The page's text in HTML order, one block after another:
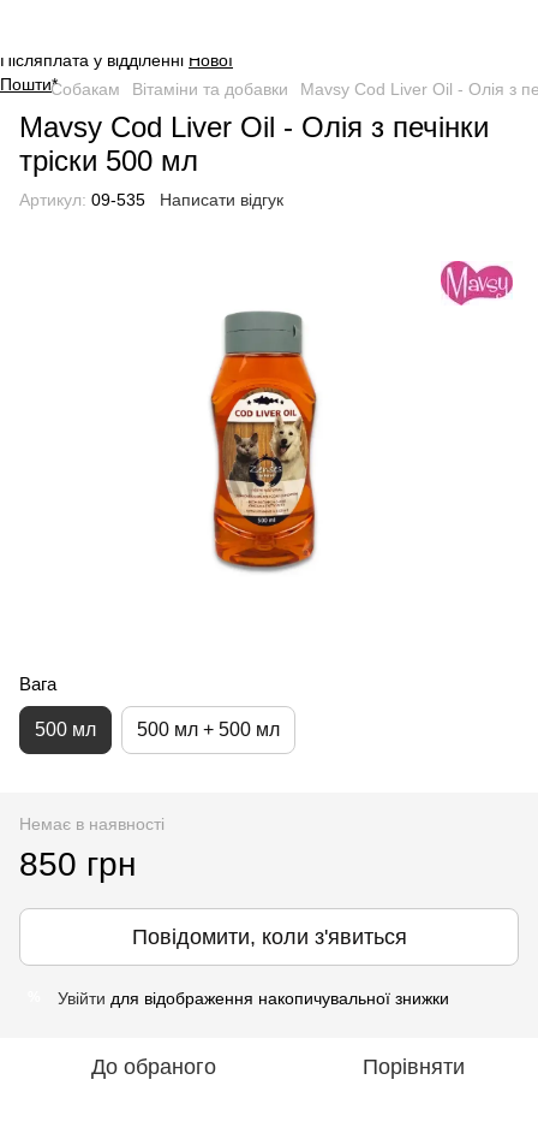
Собакам Вітаміни та добавки Mavsy Cod Liver Oil - Олія з
Mavsy Cod Liver Oil - Олія з печінки
тріски 500 мл
Артикул: 09-535 Написати відгук
Вага
500 мл 500 мл + 500 мл
Немає в наявності
850 грн
Повідомити, коли з'явиться
Увійти для відображення накопичувальної знижки
До обраного Порівняти
Післяплата у відділенні Нової
Пошти*